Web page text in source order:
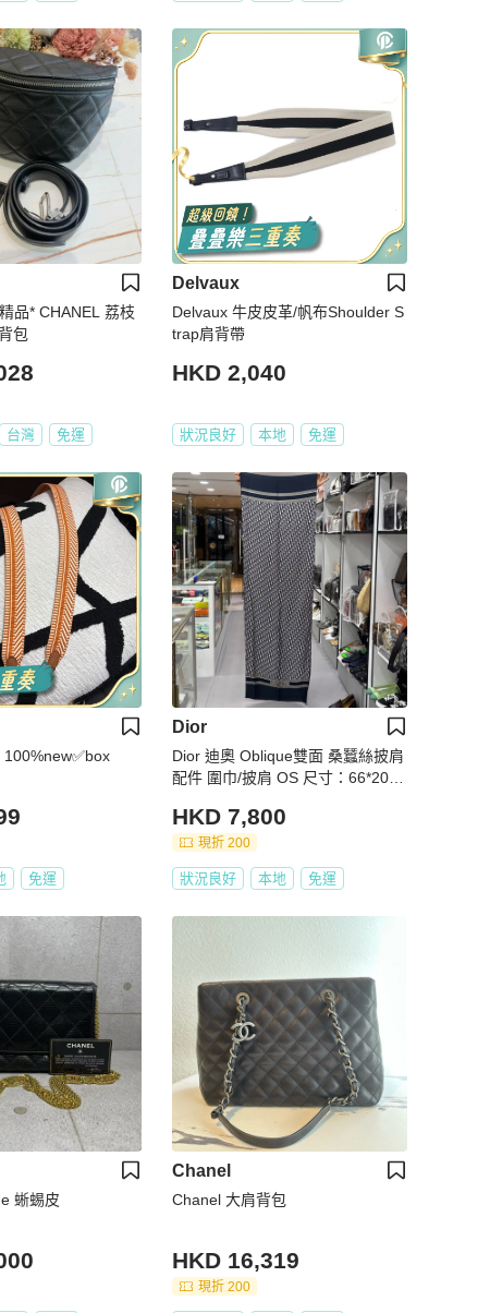
品* CHANEL 荔枝
包
台灣 免運
Delvaux
Delvaux 牛皮皮革/帆布Shoulder S
trap肩背帶
HKD 2,040
狀況良好 本地 免運
免運
Dior
Dior 迪奧 Oblique雙面 桑蠶絲披肩
配件 圍巾/披肩 OS 尺寸：66*200c
HKD 7,800
現折 200
狀況良好 本地 免運
蜥蜴皮
Chanel
Chanel 大肩背包
HKD 16,319
現折 200